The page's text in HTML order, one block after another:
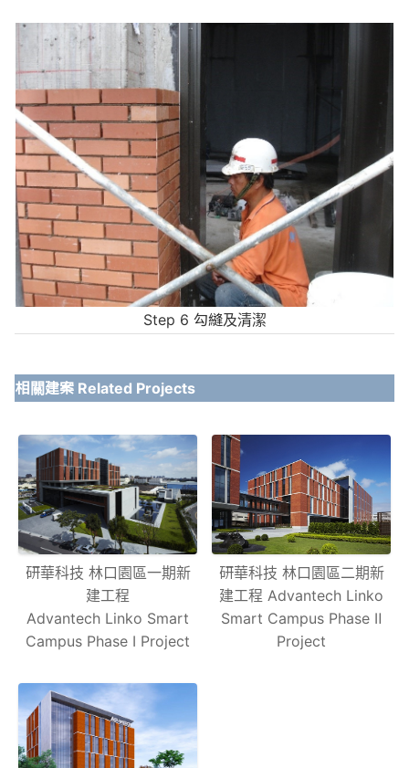
Step 6 勾縫及清潔
相關建案 Related Projects
研華科技 林口園區一期新
建工程
Advantech Linko Smart
Campus Phase Ⅰ Project
研華科技 林口園區二期新
建工程 Advantech Linko
Smart Campus Phase Ⅱ
Project